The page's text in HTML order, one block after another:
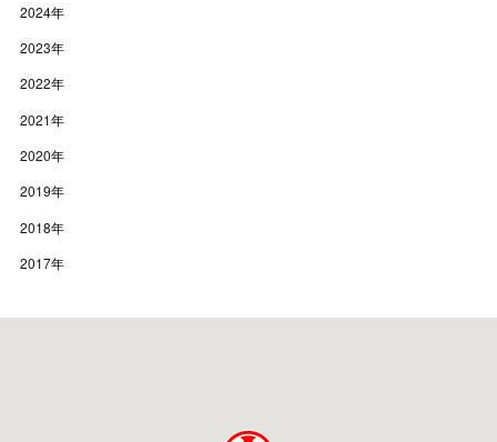
2024年
2023年
2022年
2021年
2020年
2019年
2018年
2017年